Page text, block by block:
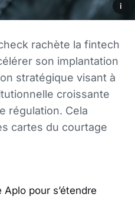
i
rachète la fintech
son implantation
stratégique visant à
croissante
régulation. Cela
cartes du courtage
pour s’étendre